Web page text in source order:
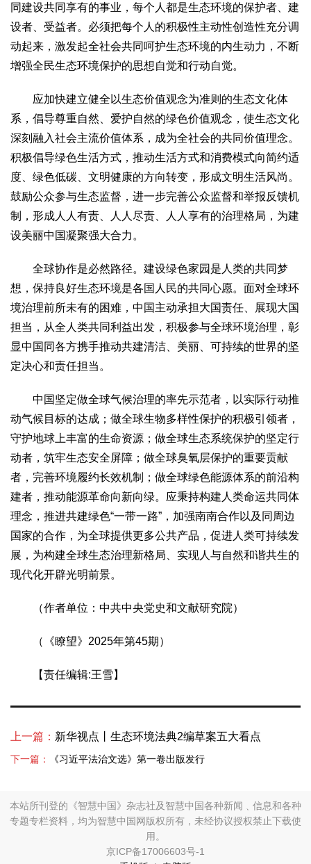
同建设共同享有的事业，每个人都是生态环境的保护者、建
设者、受益者。必须把每个人的积极性主动性创造性充分调
动起来，激发起全社会共同呵护生态环境的内生动力，不断
增强全民生态环境保护的思想自觉和行动自觉。
应加快建立健全以生态价值观念为准则的生态文化体
系，倡导尊重自然、爱护自然的绿色价值观念，使生态文化
深刻融入社会主流价值体系，成为全社会的共同价值理念。
积极倡导绿色生活方式，推动生活方式和消费模式向简约适
度、绿色低碳、文明健康的方向转变，形成文明生活风尚。
鼓励公众参与生态监督，进一步完善公众监督和举报反馈机
制，形成人人有责、人人尽责、人人享有的治理格局，为建
设美丽中国凝聚强大合力。
全球协作是必然路径。建设绿色家园是人类的共同梦
想，保持良好生态环境是各国人民的共同心愿。面对全球环
境治理前所未有的困难，中国主动承担大国责任、展现大国
担当，从全人类共同利益出发，积极参与全球环境治理，彰
显中国同各方携手推动共建清洁、美丽、可持续的世界的坚
定决心和责任担当。
中国坚定做全球气候治理的率先示范者，以实际行动推
动气候目标的达成；做全球生物多样性保护的积极引领者，
守护地球上丰富的生命资源；做全球生态系统保护的坚定行
动者，筑牢生态安全屏障；做全球臭氧层保护的重要贡献
者，完善环境履约长效机制；做全球绿色能源体系的前沿构
建者，推动能源革命向新向绿。应秉持构建人类命运共同体
理念，推进共建绿色“一带一路”，加强南南合作以及同周边
国家的合作，为全球提供更多公共产品，促进人类可持续发
展，为构建全球生态治理新格局、实现人与自然和谐共生的
现代化开辟光明前景。
（作者单位：中共中央党史和文献研究院）
（《瞭望》2025年第45期）
【责任编辑:王雪】
上一篇： 新华视点丨生态环境法典2编草案五大看点
下一篇： 《习近平法治文选》第一卷出版发行
本站所刊登的《智慧中国》杂志社及智慧中国各种新闻﹑信息和各种
专题专栏资料，均为智慧中国网版权所有，未经协议授权禁止下载使
用。
京ICP备17006603号-1